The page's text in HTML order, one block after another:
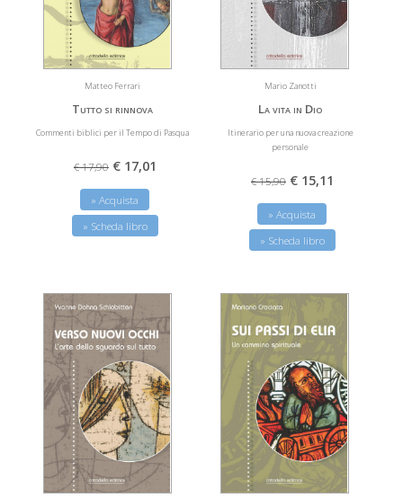
Matteo Ferrari
Tutto si rinnova
Commenti biblici per il Tempo di Pasqua
€ 17,90 € 17,01
» Acquista
» Scheda libro
Mario Zanotti
La vita in Dio
Itinerario per una nuova creazione
personale
€ 15,90 € 15,11
» Acquista
» Scheda libro